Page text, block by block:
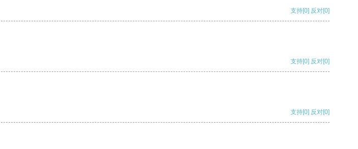
支持[0] 反对[0]
支持[0] 反对[0]
支持[0] 反对[0]